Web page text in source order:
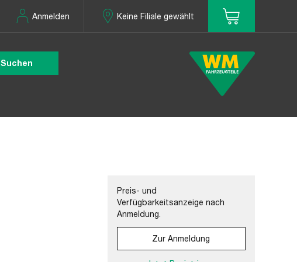
Anmelden Keine Filiale gewählt
Suchen
Preis- und
Verfügbarkeitsanzeige nach
Anmeldung.
Zur Anmeldung